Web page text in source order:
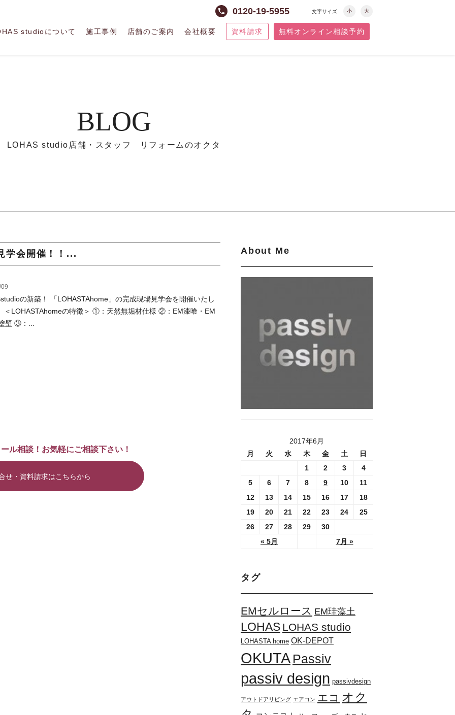
phone 0120-19-5955 文字サイズ 小 大
studioについて 施工事例 店舗のご案内 会社概要 資料請求 無料オンライン相談予約
BLOG
LOHAS studio店舗・スタッフ リフォームのオクタ
学会開催！！...
の新築！ 「LOHASTAhome」の完成現場見学会を開催いたし
LOHASTAhomeの特徴＞ ①：天然無垢材仕様 ②：EM漆喰・EM
壁 ③：...
ル相談！お気軽にご相談下さい！
せ・資料請求はこちらから
About Me
2017年6月
月
火 水 木 金 土 日
« 5月 7月 »
1 2 3
4
5
6 7 8 9 10
11
12
13 14 15 16 17
18
19
20 21 22 23 24
25
26
27 28 29 30
タグ
EMセルロース EM珪藻土
LOHAS LOHAS studio
LOHASTA home OK-DEPOT
OKUTA Passiv
passiv design passivdesign
アウトドアリビング エアコン エコ オク